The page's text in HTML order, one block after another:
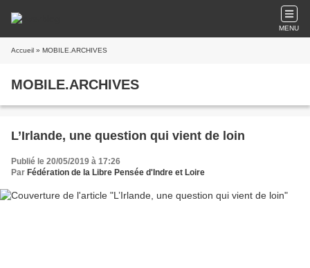
MENU
Accueil » MOBILE.ARCHIVES
MOBILE.ARCHIVES
L’Irlande, une question qui vient de loin
Publié le 20/05/2019 à 17:26
Par Fédération de la Libre Pensée d'Indre et Loire